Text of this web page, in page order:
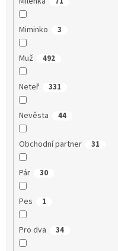
Miminko 3
Muž 492
Neteř 331
Nevěsta 44
Obchodní partner 31
Pár 30
Pes 1
Pro dva 34